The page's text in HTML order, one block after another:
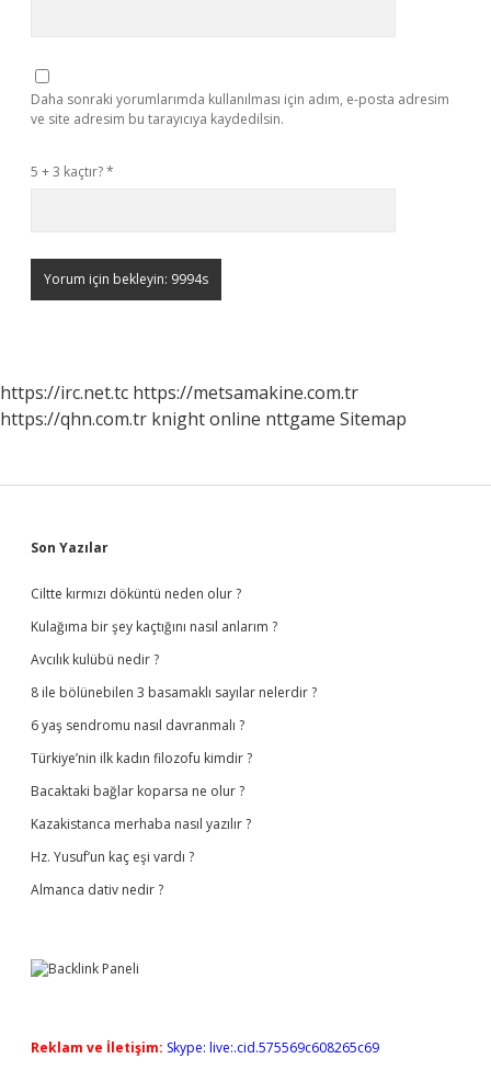
Daha sonraki yorumlarımda kullanılması için adım, e-posta adresim
ve site adresim bu tarayıcıya kaydedilsin.
5 + 3 kaçtır?*
https://irc.net.tc https://metsamakine.com.tr
https://qhn.com.tr knight online nttgame Sitemap
Sidebar
Son Yazılar
Ciltte kırmızı döküntü neden olur ?
Kulağıma bir şey kaçtığını nasıl anlarım ?
Avcılık kulübü nedir ?
8 ile bölünebilen 3 basamaklı sayılar nelerdir ?
6 yaş sendromu nasıl davranmalı ?
Türkiye’nin ilk kadın filozofu kimdir ?
Bacaktaki bağlar koparsa ne olur ?
Kazakistanca merhaba nasıl yazılır ?
Hz. Yusuf’un kaç eşi vardı ?
Almanca dativ nedir ?
Reklam ve İletişim: Skype: live:.cid.575569c608265c69